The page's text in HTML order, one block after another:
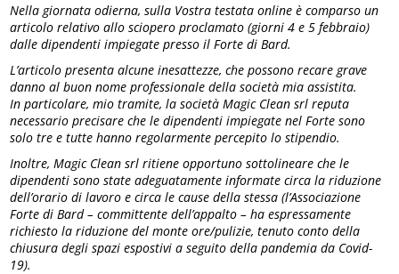
Nella giornata odierna, sulla Vostra testata online è comparso un
articolo relativo allo sciopero proclamato (giorni 4 e 5 febbraio)
dalle dipendenti impiegate presso il Forte di Bard.
L’articolo presenta alcune inesattezze, che possono recare grave
danno al buon nome professionale della società mia assistita.
In particolare, mio tramite, la società Magic Clean srl reputa
necessario precisare che le dipendenti impiegate nel Forte sono
solo tre e tutte hanno regolarmente percepito lo stipendio.
Inoltre, Magic Clean srl ritiene opportuno sottolineare che le
dipendenti sono state adeguatamente informate circa la riduzione
dell’orario di lavoro e circa le cause della stessa (l’Associazione
Forte di Bard – committente dell’appalto – ha espressamente
richiesto la riduzione del monte ore/pulizie, tenuto conto della
chiusura degli spazi espostivi a seguito della pandemia da Covid-
19).